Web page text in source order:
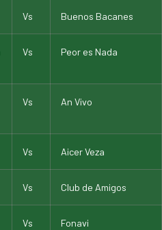
Vs Buenos Bacanes
Vs Peor es Nada
Vs An Vivo
Vs Aicer Veza
Vs Club de Amigos
Vs Fonavi